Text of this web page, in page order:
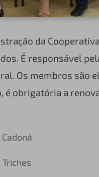
da
É responsável
Os membros são
é obrigatória a